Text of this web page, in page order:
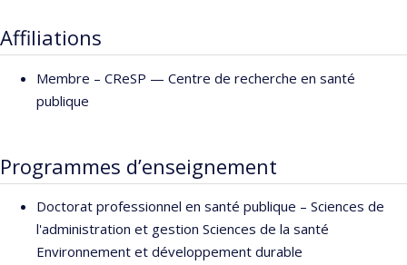
théoriques et conceptuels entre la recherche sur les quartiers et
la recherche populationnelle, de même que sur les enjeux liés au
tabagisme et aux inégalités sociales. Elle détient un doctorat en
santé publique de l’Université de Montréal.
Affiliations
Membre – CReSP — Centre de recherche en santé
publique
Programmes d’enseignement
Doctorat professionnel en santé publique – Sciences de
l'administration et gestion Sciences de la santé
Environnement et développement durable